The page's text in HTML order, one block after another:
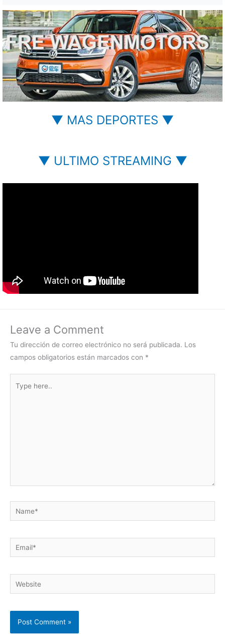
▼ MAS DEPORTES ▼
▼ ULTIMO STREAMING ▼
Leave a Comment
Tu dirección de correo electrónico no será publicada. Los
campos obligatorios están marcados con *
here..
Name*
Email*
Website